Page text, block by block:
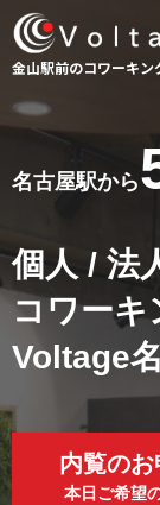
金山駅前のコワーキ
名古屋駅から
個人 / 法
コワーキ
Voltage
内覧の
本日ご希望